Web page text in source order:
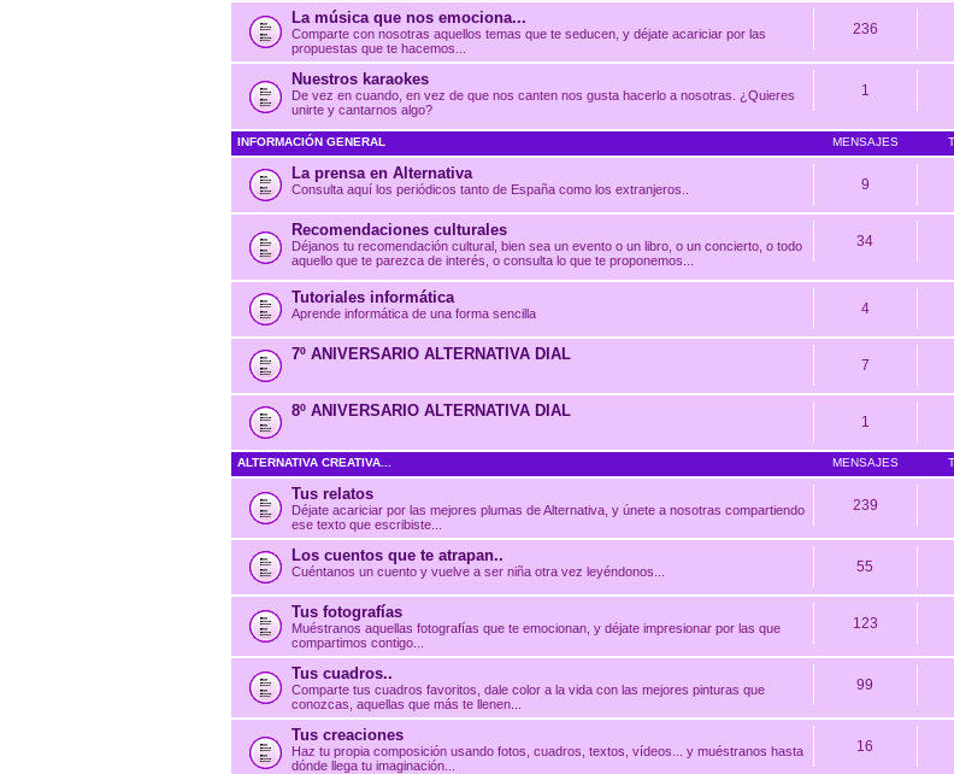
La música que nos emociona...
Comparte con nosotras aquellos temas que te seducen, y déjate acariciar por las
propuestas que te hacemos...
236
Nuestros karaokes
De vez en cuando, en vez de que nos canten nos gusta hacerlo a nosotras. ¿Quieres
unirte y cantarnos algo?
1
INFORMACIÓN GENERAL MENSAJES
La prensa en Alternativa
Consulta aquí los periódicos tanto de España como los extranjeros.. 9
Recomendaciones culturales
Déjanos tu recomendación cultural, bien sea un evento o un libro, o un concierto, o todo
aquello que te parezca de interés, o consulta lo que te proponemos...
34
Tutoriales informática
Aprende informática de una forma sencilla 4
7º ANIVERSARIO ALTERNATIVA DIAL
7
8º ANIVERSARIO ALTERNATIVA DIAL
1
ALTERNATIVA CREATIVA... MENSAJES
Tus relatos
Déjate acariciar por las mejores plumas de Alternativa, y únete a nosotras compartiendo
ese texto que escribiste...
239
Los cuentos que te atrapan..
Cuéntanos un cuento y vuelve a ser niña otra vez leyéndonos... 55
Tus fotografías
Muéstranos aquellas fotografías que te emocionan, y déjate impresionar por las que
compartimos contigo...
123
Tus cuadros..
Comparte tus cuadros favoritos, dale color a la vida con las mejores pinturas que
conozcas, aquellas que más te llenen...
99
Tus creaciones
Haz tu propia composición usando fotos, cuadros, textos, vídeos... y muéstranos hasta
dónde llega tu imaginación...
16